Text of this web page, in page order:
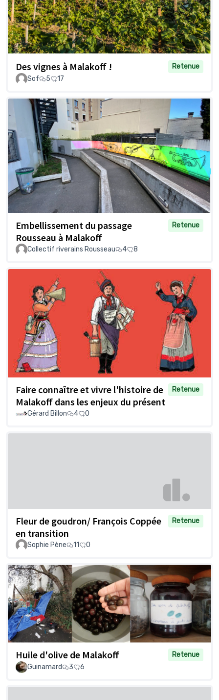
Des vignes à Malakoff !
Retenue
Sof
5 17
Embellissement du passage
Rousseau à Malakoff
Retenue
Collectif riverains Rousseau 4 8
Faire connaître et vivre l'histoire de
Malakoff dans les enjeux du présent
Retenue
Gérard Billon 4 0
Fleur de goudron/ François Coppée
en transition
Retenue
Sophie Pène 11 0
Huile d'olive de Malakoff
Retenue
Guinamard
3 6